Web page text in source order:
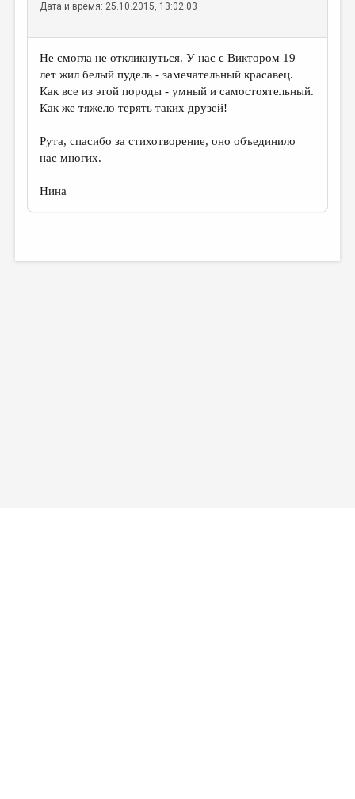
Дата и время: 25.10.2015, 13:02:03
Не смогла не откликнуться. У нас с Виктором 19
лет жил белый пудель - замечательный красавец.
Как все из этой породы - умный и самостоятельный.
Как же тяжело терять таких друзей!
Рута, спасибо за стихотворение, оно объединило
нас многих.
Нина